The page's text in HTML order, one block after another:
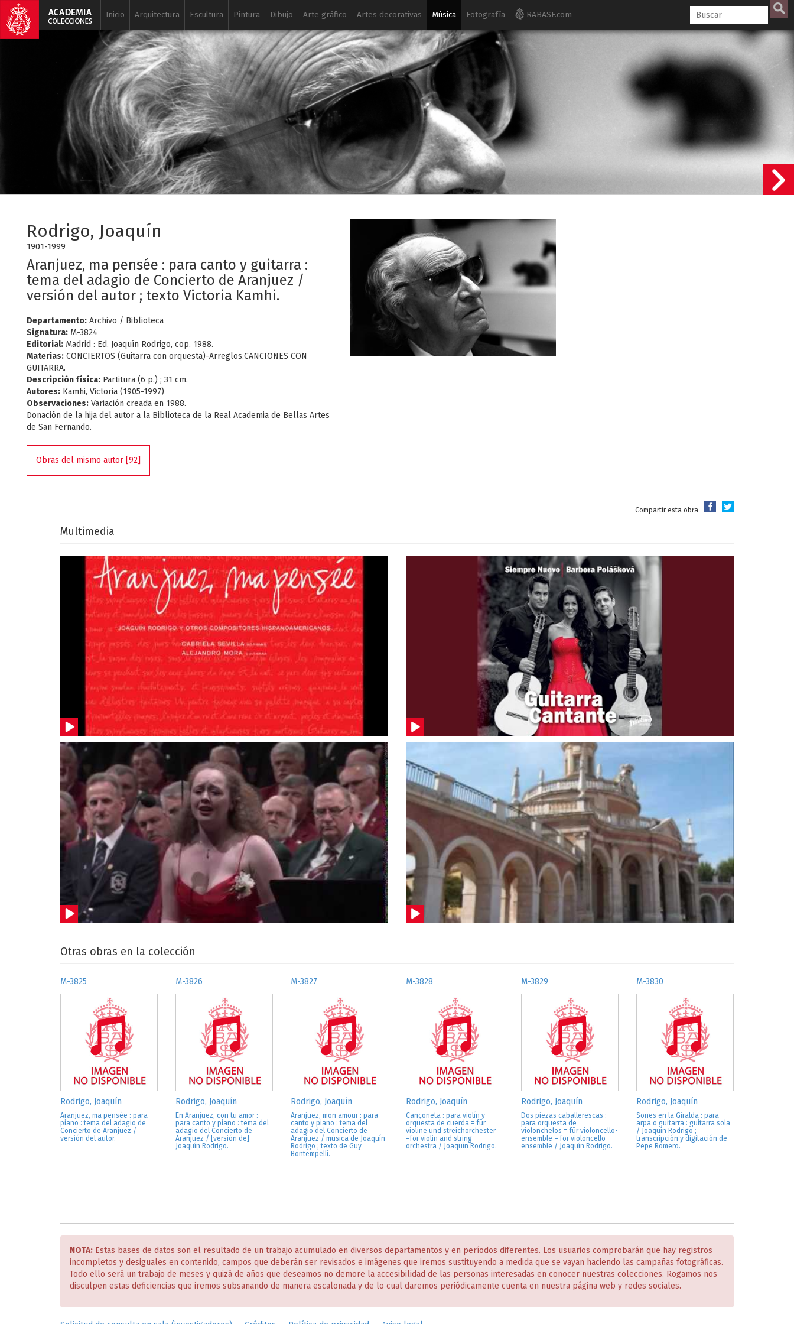
Inicio Arquitectura Escultura Pintura Dibujo Arte gráfico Artes decorativas Música Fotografía RABASF.com
Rodrigo, Joaquín
1901-1999
Aranjuez, ma pensée : para canto y guitarra :
tema del adagio de Concierto de Aranjuez /
versión del autor ; texto Victoria Kamhi.
Departamento: Archivo / Biblioteca
Signatura: M-3824
Editorial: Madrid : Ed. Joaquín Rodrigo, cop. 1988.
Materias: CONCIERTOS (Guitarra con orquesta)-Arreglos.CANCIONES CON
GUITARRA.
Descripción física: Partitura (6 p.) ; 31 cm.
Autores: Kamhi, Victoria (1905-1997)
Observaciones: Variación creada en 1988.
Donación de la hija del autor a la Biblioteca de la Real Academia de Bellas Artes
de San Fernando.
Obras del mismo autor [92]
Compartir esta obra
Multimedia
Otras obras en la colección
M-3825
Rodrigo, Joaquín
Aranjuez, ma pensée : para
piano : tema del adagio de
Concierto de Aranjuez /
versión del autor.
M-3826
Rodrigo, Joaquín
En Aranjuez, con tu amor :
para canto y piano : tema del
adagio del Concierto de
Aranjuez / [versión de]
Joaquín Rodrigo.
M-3827
Rodrigo, Joaquín
Aranjuez, mon amour : para
canto y piano : tema del
adagio del Concierto de
Aranjuez / música de Joaquín
Rodrigo ; texto de Guy
Bontempelli.
M-3828
Rodrigo, Joaquín
Cançoneta : para violín y
orquesta de cuerda = für
violine und streichorchester
=for violin and string
orchestra / Joaquín Rodrigo.
M-3829
Rodrigo, Joaquín
Dos piezas caballerescas :
para orquesta de
violonchelos = für violoncello-
ensemble = for violoncello-
ensemble / Joaquín Rodrigo.
M-3830
Rodrigo, Joaquín
Sones en la Giralda : para
arpa o guitarra : guitarra sola
/ Joaquín Rodrigo ;
transcripción y digitación de
Pepe Romero.
NOTA: Estas bases de datos son el resultado de un trabajo acumulado en diversos departamentos y en períodos diferentes. Los usuarios comprobarán que hay registros
incompletos y desiguales en contenido, campos que deberán ser revisados e imágenes que iremos sustituyendo a medida que se vayan haciendo las campañas fotográficas.
Todo ello será un trabajo de meses y quizá de años que deseamos no demore la accesibilidad de las personas interesadas en conocer nuestras colecciones. Rogamos nos
disculpen estas deficiencias que iremos subsanando de manera escalonada y de lo cual daremos periódicamente cuenta en nuestra página web y redes sociales.